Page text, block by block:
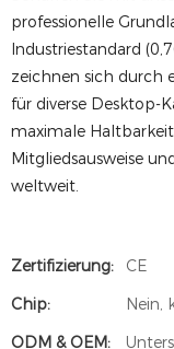
professionelle
Industriestandard
zeichnen sich durch
für diverse Desktop-
maximale
Mitgliedsausweise
weltweit.
Zertifizierung:
CE
Chip:
Nein,
ODM & OEM: